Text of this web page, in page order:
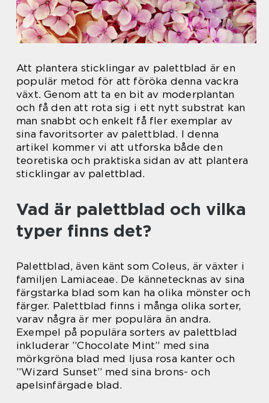
Att plantera sticklingar av palettblad är en
populär metod för att föröka denna vackra
växt. Genom att ta en bit av moderplantan
och få den att rota sig i ett nytt substrat kan
man snabbt och enkelt få fler exemplar av
sina favoritsorter av palettblad. I denna
artikel kommer vi att utforska både den
teoretiska och praktiska sidan av att plantera
sticklingar av palettblad.
Vad är palettblad och vilka
typer finns det?
Palettblad, även känt som Coleus, är växter i
familjen Lamiaceae. De kännetecknas av sina
färgstarka blad som kan ha olika mönster och
färger. Palettblad finns i många olika sorter,
varav några är mer populära än andra.
Exempel på populära sorters av palettblad
inkluderar ”Chocolate Mint” med sina
mörkgröna blad med ljusa rosa kanter och
”Wizard Sunset” med sina brons- och
apelsinfärgade blad.